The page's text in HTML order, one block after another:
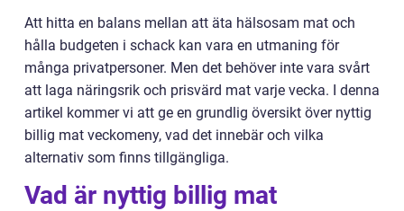
Att hitta en balans mellan att äta hälsosam mat och
hålla budgeten i schack kan vara en utmaning för
många privatpersoner. Men det behöver inte vara svårt
att laga näringsrik och prisvärd mat varje vecka. I denna
artikel kommer vi att ge en grundlig översikt över nyttig
billig mat veckomeny, vad det innebär och vilka
alternativ som finns tillgängliga.
Vad är nyttig billig mat